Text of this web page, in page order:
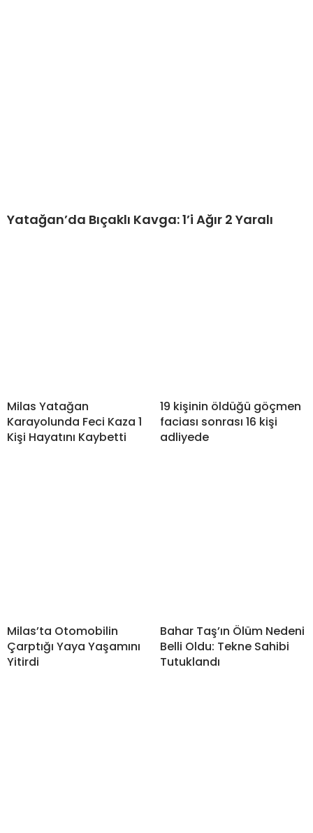
Yatağan’da Bıçaklı Kavga: 1’i Ağır 2 Yaralı
Milas Yatağan
Karayolunda Feci Kaza 1
Kişi Hayatını Kaybetti
19 kişinin öldüğü göçmen
faciası sonrası 16 kişi
adliyede
Milas’ta Otomobilin
Çarptığı Yaya Yaşamını
Yitirdi
Bahar Taş’ın Ölüm Nedeni
Belli Oldu: Tekne Sahibi
Tutuklandı